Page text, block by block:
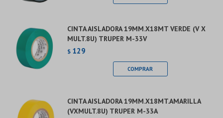
CINTA AISLADORA 19MM.X18MT VERDE (V X
MULT.8U) TRUPER M-33V
$ 129
CINTA AISLADORA 19MM.X18MT.AMARILLA
(VXMULT.8U) TRUPER M-33A